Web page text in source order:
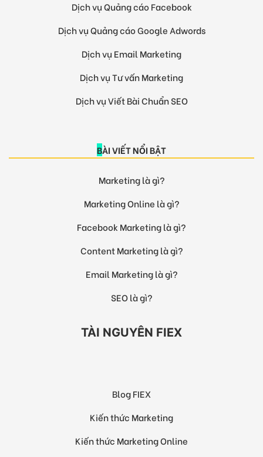
Dịch vụ Quảng cáo Facebook
Dịch vụ Quảng cáo Google Adwords
Dịch vụ Email Marketing
Dịch vụ Tư vấn Marketing
Dịch vụ Viết Bài Chuẩn SEO
BÀI VIẾT NỔI BẬT
Marketing là gì?
Marketing Online là gì?
Facebook Marketing là gì?
Content Marketing là gì?
Email Marketing là gì?
SEO là gì?
TÀI NGUYÊN FIEX
Blog FIEX
Kiến thức Marketing
Kiến thức Marketing Online